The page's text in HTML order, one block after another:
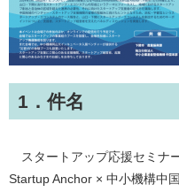
1．件名
スタートアップ応援セミナ
Startup Anchor × 中小機構中国